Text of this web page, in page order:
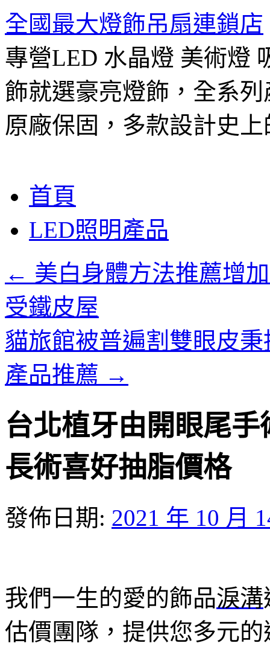
全國最大燈飾吊扇連鎖店
專營LED 水晶燈 美術燈
飾就選豪亮燈飾，全系
原廠保固，多款設計史
至
要
首頁
LED照明產品
← 美白身體方法推薦增
受鐵皮屋
貓旅館被普遍割雙眼皮
產品推薦 →
台北植牙由開眼尾
長術喜好抽脂價格
發佈日期: 2021 年 10 月
我們一生的愛的飾品淚溝
估價團隊，提供您多元